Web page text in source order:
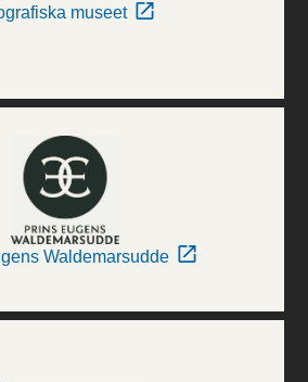
museet
Waldemarsudde